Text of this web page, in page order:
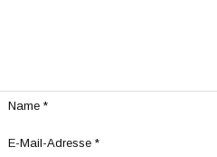
Name *
E-Mail-Adresse *